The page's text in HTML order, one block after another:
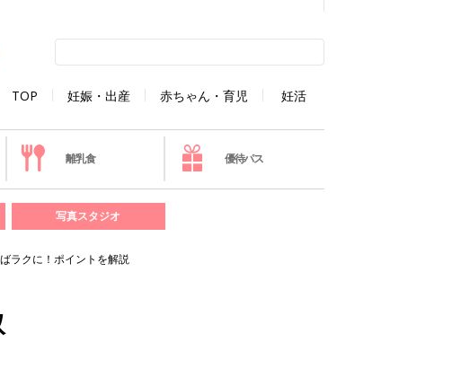
TOP 妊娠・出産 赤ちゃん・育児 妊活
離乳食 優待パス
写真スタジオ
ラクに！ポイントを解説